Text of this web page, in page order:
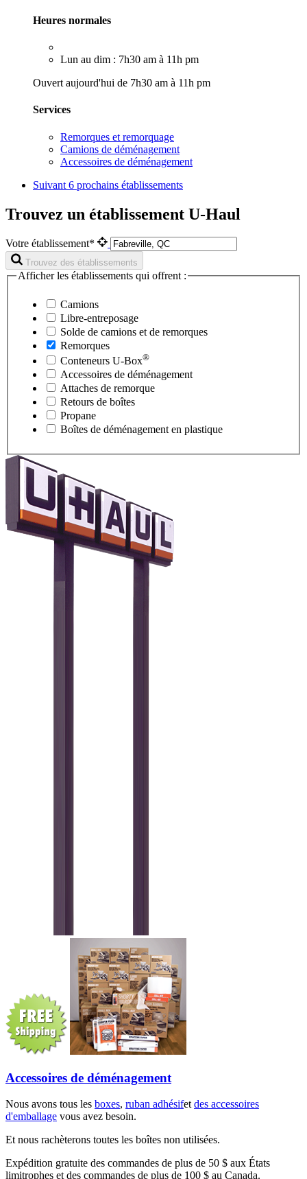
Heures normales
Lun au dim : 7h30 am à 11h pm
Ouvert aujourd'hui de 7h30 am à 11h pm
Services
Remorques et remorquage
Camions de déménagement
Accessoires de déménagement
Suivant 6 prochains établissements
Trouvez un établissement U-Haul
Votre établissement*
Trouvez des établissements
Afficher les établissements qui offrent :
Camions
Libre-entreposage
Solde de camions et de remorques
Remorques
Conteneurs U-Box®
Accessoires de déménagement
Attaches de remorque
Retours de boîtes
Propane
Boîtes de déménagement en plastique
Accessoires de déménagement
Nous avons tous les boxes, ruban adhésifetdes accessoires
d'emballage vous avez besoin.
Et nous rachèterons toutes les boîtes non utilisées.
Expédition gratuite des commandes de plus de 50 $ aux États
limitrophes et des commandes de plus de 100 $ au Canada.